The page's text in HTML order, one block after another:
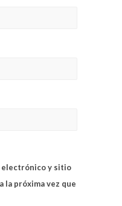
electrónico y sitio
la próxima vez que